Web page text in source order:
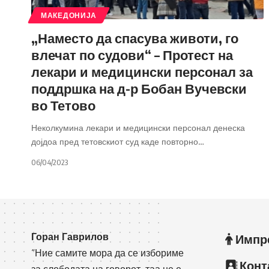
МАКЕДОНИЈА
„Наместо да спасува животи, го
влечат по судови“ – Протест на
лекари и медицински персонал за
поддршка на д-р Бобан Вучевски
во Тетово
Неколкумина лекари и медицински персонал денеска
дојдоа пред тетовскиот суд каде повторно…
06/04/2023
Горан Гаврилов
“Ние самите мора да се избориме